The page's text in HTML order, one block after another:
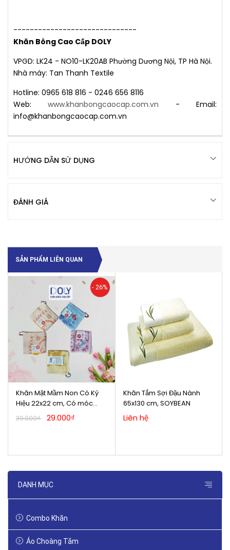
DANH MỤC
Combo Khăn
Áo Choàng Tắm
------------------------------
Khăn Bông Cao Cấp DOLY
VPGD: LK24 - NO10-LK20AB Phường Dương Nội, TP Hà Nội.
Nhà máy: Tan Thanh Textile
Hotline: 0965 618 816 - 0246 656 8116
Web:www.khanbongcaocap.com.vn - Email:
info@khanbongcaocap.com.vn
HƯỚNG DẪN SỬ DỤNG
ĐÁNH GIÁ
SẢN PHẨM LIÊN QUAN
- 26%
Khăn Mặt Mầm Non Có Ký
Hiệu 22x22 cm, Có móc
treo, Hàng Xuất Nhật.
39.000₫ 29.000₫
Khăn Tắm Sợi Đậu Nành
65x130 cm, SOYBEAN
Liên hệ